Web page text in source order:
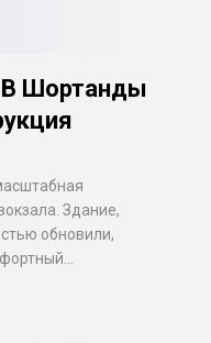
В Шортанды
Здание,
обновили,